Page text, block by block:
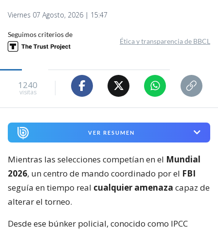
Viernes 07 Agosto, 2026 | 15:47
Seguimos criterios de
Ética y transparencia de BBCL
1240
visitas
VER RESUMEN
Mientras las selecciones competían en el Mundial
2026, un centro de mando coordinado por el FBI
seguía en tiempo real cualquier amenaza capaz de
alterar el torneo.
Desde ese búnker policial, conocido como IPCC